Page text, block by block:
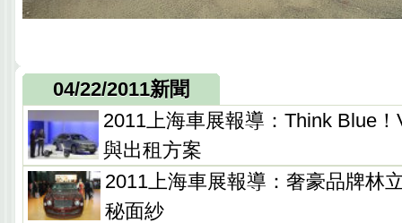
04/22/2011新聞
2011上海車展報導：Think Blue
與出租方案
2011上海車展報導：奢豪品牌林
秘面紗